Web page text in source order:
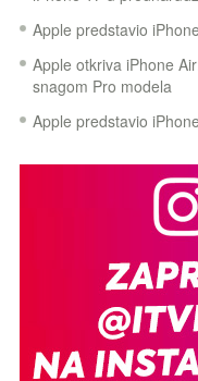
Apple predstavio
Apple otkriva iPhone
snagom Pro modela
Apple predstavio